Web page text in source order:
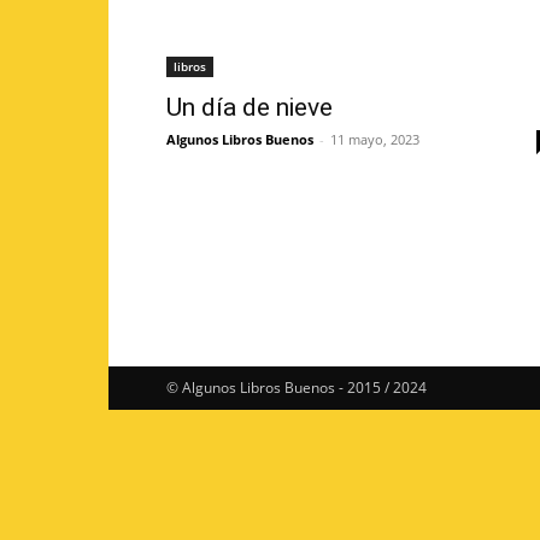
libros
Un día de nieve
Algunos Libros Buenos - 11 mayo, 2023
© Algunos Libros Buenos - 2015 / 2024